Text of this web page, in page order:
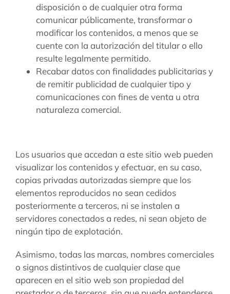
disposición o de cualquier otra forma
comunicar públicamente, transformar o
modificar los contenidos, a menos que se
cuente con la autorización del titular o ello
resulte legalmente permitido.
Recabar datos con finalidades publicitarias y
de remitir publicidad de cualquier tipo y
comunicaciones con fines de venta u otra
naturaleza comercial.
Los usuarios que accedan a este sitio web pueden
visualizar los contenidos y efectuar, en su caso,
copias privadas autorizadas siempre que los
elementos reproducidos no sean cedidos
posteriormente a terceros, ni se instalen a
servidores conectados a redes, ni sean objeto de
ningún tipo de explotación.
Asimismo, todas las marcas, nombres comerciales
o signos distintivos de cualquier clase que
aparecen en el sitio web son propiedad del